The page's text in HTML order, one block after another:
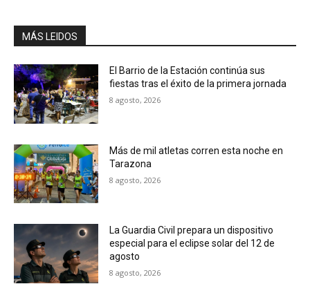
MÁS LEIDOS
El Barrio de la Estación continúa sus
fiestas tras el éxito de la primera jornada
8 agosto, 2026
Más de mil atletas corren esta noche en
Tarazona
8 agosto, 2026
La Guardia Civil prepara un dispositivo
especial para el eclipse solar del 12 de
agosto
8 agosto, 2026